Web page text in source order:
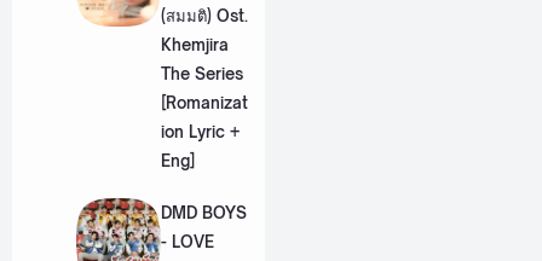
(สมมติ) Ost.
Khemjira
The Series
[Romanizat
ion Lyric +
Eng]
DMD BOYS
- LOVE